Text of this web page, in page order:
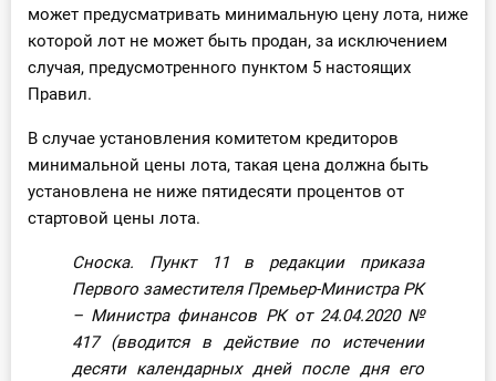
может предусматривать минимальную цену лота, ниже
которой лот не может быть продан, за исключением
случая, предусмотренного пунктом 5 настоящих
Правил.
В случае установления комитетом кредиторов
минимальной цены лота, такая цена должна быть
установлена не ниже пятидесяти процентов от
стартовой цены лота.
Сноска. Пункт 11 в редакции приказа
Первого заместителя Премьер-Министра РК
– Министра финансов РК от 24.04.2020 №
417(вводится в действие по истечении
десяти календарных дней после дня его